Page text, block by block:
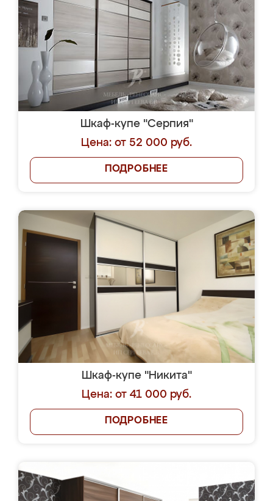
Шкаф-купе "Серпия"
Цена: от 52 000 руб.
ПОДРОБНЕЕ
Шкаф-купе "Никита"
Цена: от 41 000 руб.
ПОДРОБНЕЕ